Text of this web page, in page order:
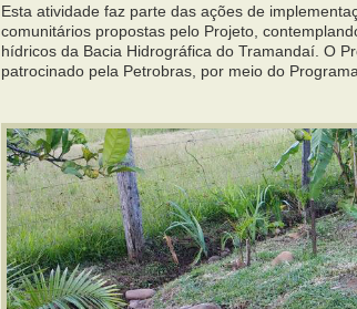
Esta atividade faz parte das ações de
comunitários propostas pelo Projeto,
hídricos da Bacia Hidrográfica do Tramandaí. O
patrocinado pela Petrobras, por meio do